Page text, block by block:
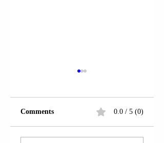
Comments 0.0 / 5 (0)